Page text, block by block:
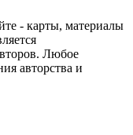
- карты, материалы
Любое
авторства и